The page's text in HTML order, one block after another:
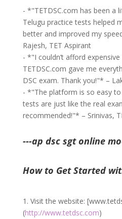
- *"TETDSC.com has been a
Telugu practice tests helped
better and improved my
Rajesh, TET Aspirant
- *"I couldn’t afford
TETDSC.com gave me
DSC exam. Thank you!"* –
- *"The platform is so easy
tests are just like the real
recommended!"* – Srinivas,
---ap dsc sgt online
How to Get Started
1. Visit the website:
(http://www.tetdsc.com)